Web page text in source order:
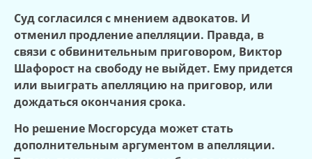
Суд согласился с мнением адвокатов. И
отменил продление апелляции. Правда, в
связи с обвинительным приговором, Виктор
Шафорост на свободу не выйдет. Ему придется
или выиграть апелляцию на приговор, или
дождаться окончания срока.
Но решение Мосгорсуда может стать
дополнительным аргументом в апелляции.